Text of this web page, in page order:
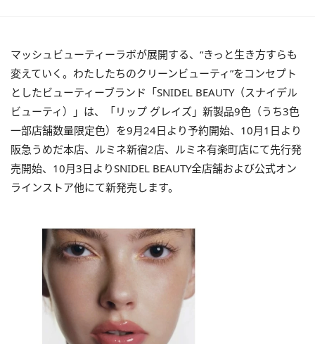
マッシュビューティーラボが展開する、“きっと生き方すらも
変えていく。わたしたちのクリーンビューティ”をコンセプト
としたビューティーブランド「SNIDEL BEAUTY（スナイデル
ビューティ）」は、「リップ グレイズ」新製品9色（うち3色
一部店舗数量限定色）を9月24日より予約開始、10月1日より
阪急うめだ本店、ルミネ新宿2店、ルミネ有楽町店にて先行発
売開始、10月3日よりSNIDEL BEAUTY全店舗および公式オン
ラインストア他にて新発売します。